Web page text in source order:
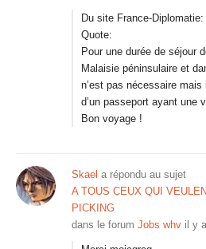
Du site France-Diplomatie:
Quote:
Pour une durée de séjour
Malaisie péninsulaire et
n’est pas nécessaire
d’un passeport ayant une
Bon voyage !
Skael a répondu au sujet
A TOUS CEUX QUI
PICKING
dans le forum Jobs whv il y